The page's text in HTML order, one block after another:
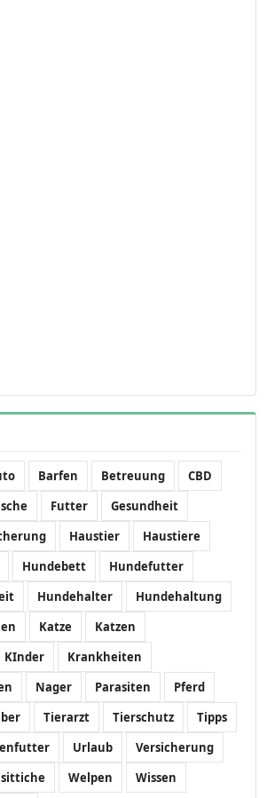
Barfen Betreuung
CBD
Futter
Gesundheit
Haustier
Haustiere
Hundebett
Hundefutter
Hundehalter
Hundehaltung
Katze
Katzen
KInder
Krankheiten
Nager Parasiten
Pferd
Tierarzt Tierschutz
Tipps
Urlaub
Versicherung
Welpen Wissen